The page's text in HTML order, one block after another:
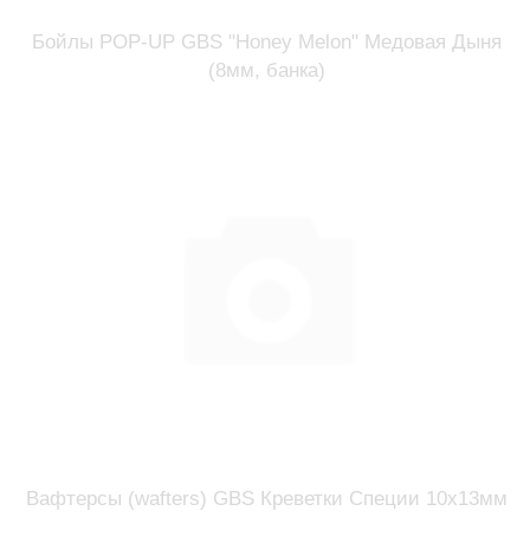
Бойлы POP-UP GBS "Honey Melon" Медовая Дыня
(8мм, банка)
Вафтерсы (wafters) GBS Креветки Специи 10x13мм